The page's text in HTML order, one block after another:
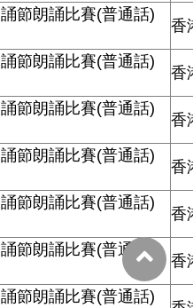
節朗誦比賽(普通話)
香
節朗誦比賽(普通話)
香
節朗誦比賽(普通話)
香
節朗誦比賽(普通話)
香
節朗誦比賽(普通話)
香
節朗誦比賽(普通話)
香
節朗誦比賽(普通話)